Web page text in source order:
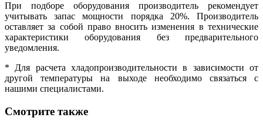
При подборе оборудования производитель рекомендует
учитывать запас мощности порядка 20%. Производитель
оставляет за собой право вносить изменения в технические
характеристики оборудования без предварительного
уведомления.
* Для расчета хладопроизводительности в зависимости от
другой температуры на выходе необходимо связаться с
нашими специалистами.
Смотрите также